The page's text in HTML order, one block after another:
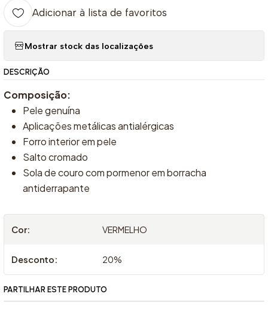
Adicionar à lista de favoritos
Mostrar stock das localizações
DESCRIÇÃO
Composição:
Pele genuína
Aplicações metálicas antialérgicas
Forro interior em pele
Salto cromado
Sola de couro com pormenor em borracha
antiderrapante
Cor: VERMELHO
Desconto: 20%
PARTILHAR ESTE PRODUTO